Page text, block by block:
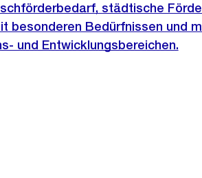
städtische
besonderen Bedürfnissen und
und Entwicklungsbereichen.